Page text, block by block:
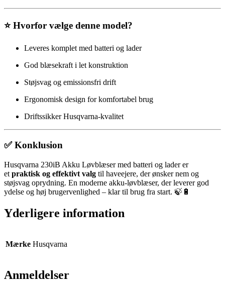
⭐ Hvorfor vælge denne model?
Leveres komplet med batteri og lader
God blæsekraft i let konstruktion
Støjsvag og emissionsfri drift
Ergonomisk design for komfortabel brug
Driftssikker Husqvarna-kvalitet
✅ Konklusion
Husqvarna 230iB Akku Løvblæser med batteri og lader er
et praktisk og effektivt valg til haveejere, der ønsker nem og
støjsvag oprydning. En moderne akku-løvblæser, der leverer god
ydelse og høj brugervenlighed – klar til brug fra start. 🍃🔋
Yderligere information
Mærke Husqvarna
Anmeldelser